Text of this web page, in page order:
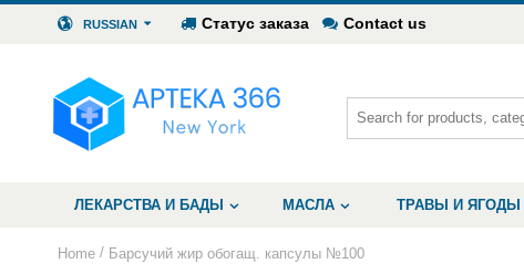
RUSSIAN Статус заказа Contact us
ЛЕКАРСТВА И БАДЫ МАСЛА ТРАВЫ И ЯГОДЫ
Home / Барсучий жир обогащ. капсулы №100